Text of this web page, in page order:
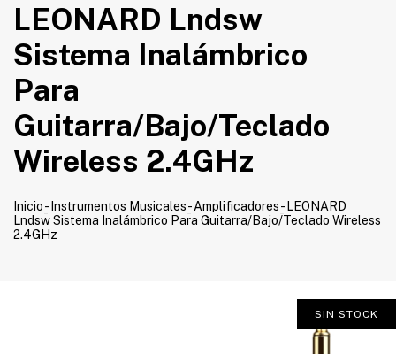
LEONARD Lndsw
Sistema Inalámbrico
Para
Guitarra/Bajo/Teclado
Wireless 2.4GHz
Inicio- Instrumentos Musicales- Amplificadores- LEONARD
Lndsw Sistema Inalámbrico Para Guitarra/Bajo/Teclado Wireless
2.4GHz
SIN STOCK